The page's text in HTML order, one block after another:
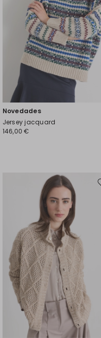
Novedades
Jersey jacquard
146,00 €